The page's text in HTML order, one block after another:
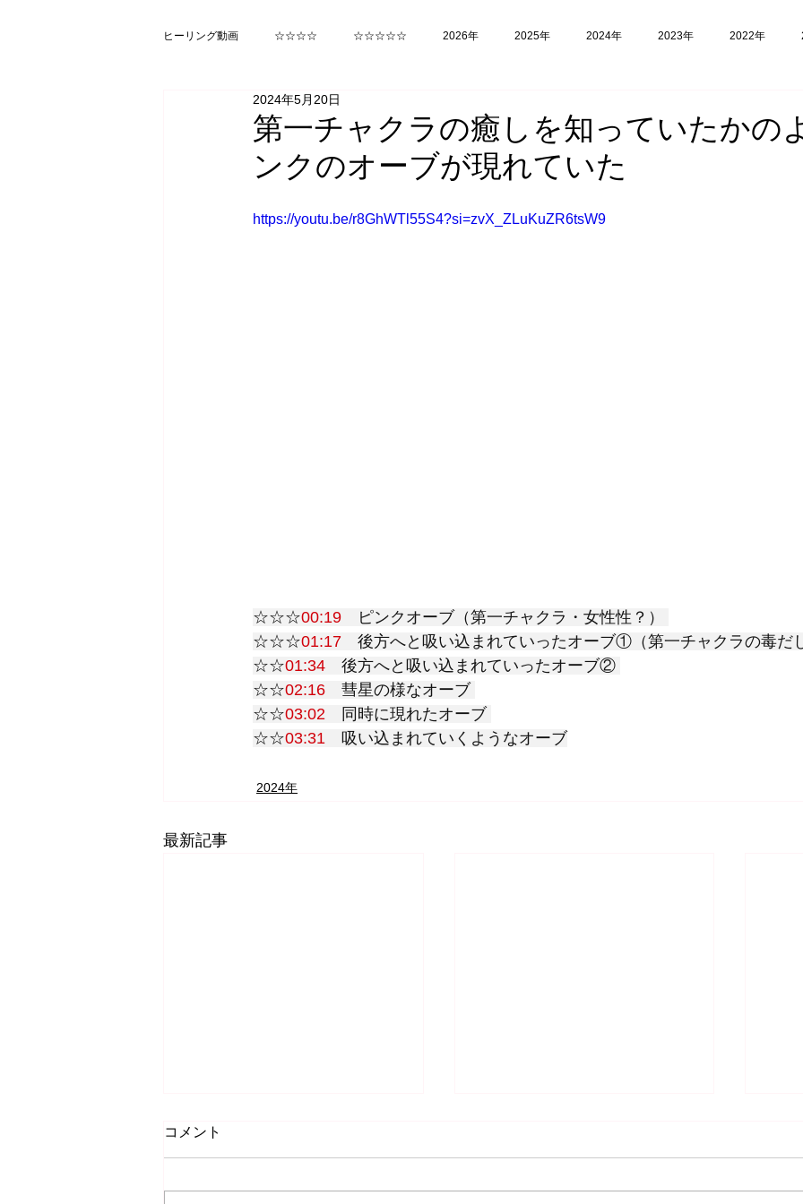
ヒーリング動画 ☆☆☆☆ ☆☆☆☆☆ 2026年 2025年 2024年 2023年 2022年
ヒカルランド みらくる
第一チャクラの癒しを知っていたかの
ンクのオーブが現れていた
2024年5月20日
https://youtu.be/r8GhWTl55S4?si=zvX_ZLuKuZR6tsW9
☆☆☆00:19 ピンクオーブ（第一チャクラ・女性性？）
☆☆☆01:17 後方へと吸い込まれていったオーブ①（第一チャクラの毒だ
☆☆01:34 後方へと吸い込まれていったオーブ②
☆☆02:16 彗星の様なオーブ
☆☆03:02 同時に現れたオーブ
☆☆03:31 吸い込まれていくようなオーブ
2024年
最新記事
コメント